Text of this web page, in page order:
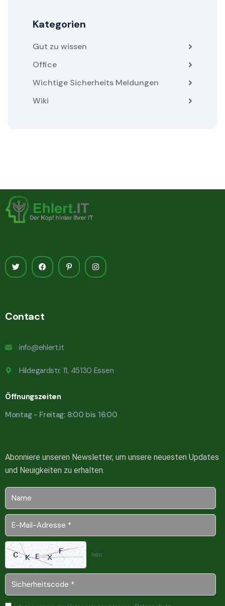
Kategorien
Gut zu wissen
Office
Wichtige Sicherheits Meldungen
Wiki
Contact
info@ehlert.it
Hildegardstr. 11, 45130 Essen
Öffnungszeiten
Montag - Freitag: 8:00 bis 16:00
Abonniere unseren Newsletter, um unsere neuesten Updates
und Neuigkeiten zu erhalten.
neu